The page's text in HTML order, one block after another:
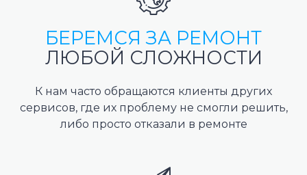
БЕРЕМСЯ ЗА РЕМОНТ
ЛЮБОЙ СЛОЖНОСТИ
К нам часто обращаются клиенты других
сервисов, где их проблему не смогли решить,
либо просто отказали в ремонте